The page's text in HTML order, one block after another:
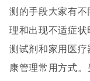
测的手段大家有不
理和出现不适症
测试剂和家用医
康管理常用方式